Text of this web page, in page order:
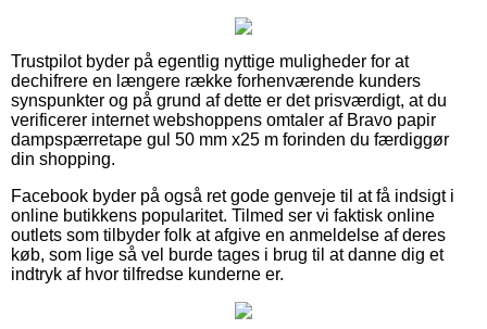
Trustpilot byder på egentlig nyttige muligheder for at
dechifrere en længere række forhenværende kunders
synspunkter og på grund af dette er det prisværdigt, at du
verificerer internet webshoppens omtaler af Bravo papir
dampspærretape gul 50 mm x25 m forinden du færdiggør
din shopping.
Facebook byder på også ret gode genveje til at få indsigt i
online butikkens popularitet. Tilmed ser vi faktisk online
outlets som tilbyder folk at afgive en anmeldelse af deres
køb, som lige så vel burde tages i brug til at danne dig et
indtryk af hvor tilfredse kunderne er.